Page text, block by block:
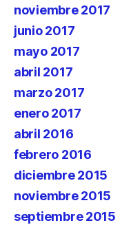
noviembre 2017
junio 2017
mayo 2017
abril 2017
marzo 2017
enero 2017
abril 2016
febrero 2016
diciembre 2015
noviembre 2015
septiembre 2015